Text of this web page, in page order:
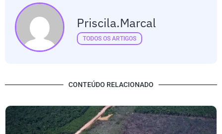
Priscila.marcal
TODOS OS ARTIGOS
CONTEÚDO RELACIONADO